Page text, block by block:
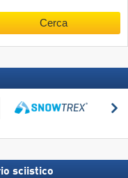
Cerca
sciistico